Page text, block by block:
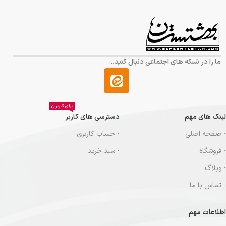
ما را در شبکه های اجتماعی دنبال کنید...
لینک های مهم
- صفحه اصلی
- فروشگاه
- وبلاگ
- تماس با ما
دسترسی های کاربر
برای کاربران
- حساب کاربری
- سبد خرید
اطلاعات مهم